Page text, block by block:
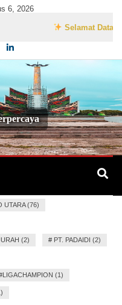
6, 2026
Selamat Datang di
UTARA (76)
(2) # PT. PADAIDI (2)
(1)